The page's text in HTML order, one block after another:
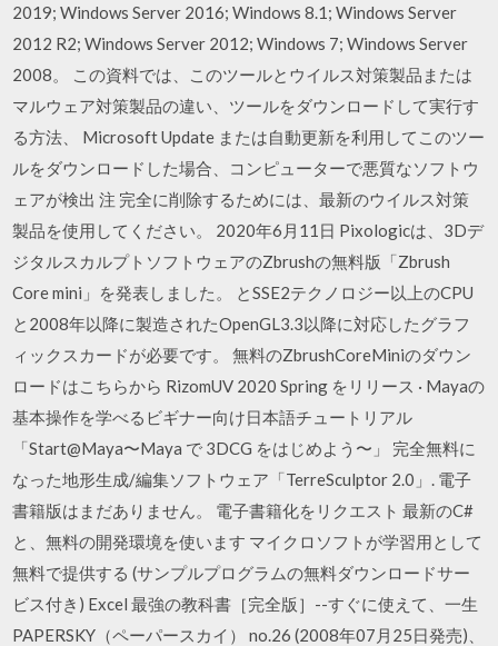
2019; Windows Server 2016; Windows 8.1; Windows Server
2012 R2; Windows Server 2012; Windows 7; Windows Server
2008。 この資料では、このツールとウイルス対策製品または
マルウェア対策製品の違い、ツールをダウンロードして実行す
る方法、 Microsoft Update または自動更新を利用してこのツー
ルをダウンロードした場合、コンピューターで悪質なソフトウ
ェアが検出 注 完全に削除するためには、最新のウイルス対策
製品を使用してください。 2020年6月11日 Pixologicは、3Dデ
ジタルスカルプトソフトウェアのZbrushの無料版「Zbrush
Core mini」を発表しました。 とSSE2テクノロジー以上のCPU
と2008年以降に製造されたOpenGL3.3以降に対応したグラフ
ィックスカードが必要です。 無料のZbrushCoreMiniのダウン
ロードはこちらから RizomUV 2020 Spring をリリース · Mayaの
基本操作を学べるビギナー向け日本語チュートリアル
「Start@Maya〜Maya で 3DCG をはじめよう〜」 完全無料に
なった地形生成/編集ソフトウェア「TerreSculptor 2.0」. 電子
書籍版はまだありません。 電子書籍化をリクエスト 最新のC#
と、無料の開発環境を使います マイクロソフトが学習用として
無料で提供する (サンプルプログラムの無料ダウンロードサー
ビス付き) Excel 最強の教科書［完全版］--すぐに使えて、一生
PAPERSKY（ペーパースカイ） no.26 (2008年07月25日発売)、